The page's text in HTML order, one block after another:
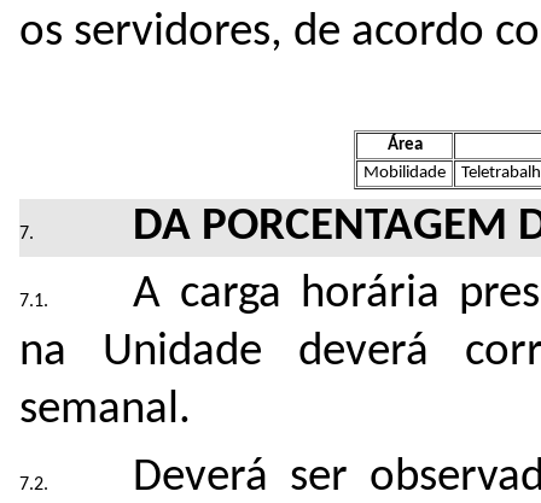
os servidores, de acordo
Área
Mobilidade
DA PORCENTAGEM
A carga horária
na Unidade deverá
semanal.
Deverá ser